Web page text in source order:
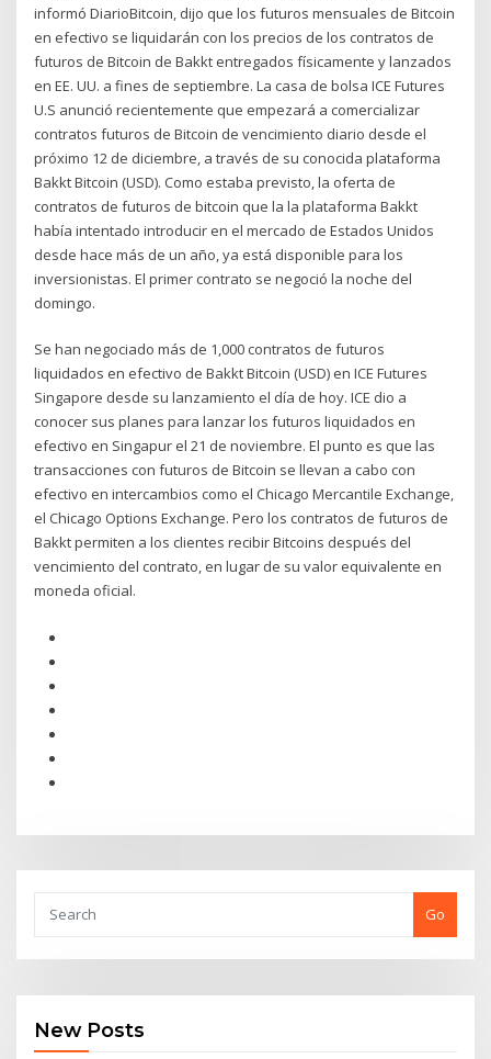
informó DiarioBitcoin, dijo que los futuros mensuales de Bitcoin
en efectivo se liquidarán con los precios de los contratos de
futuros de Bitcoin de Bakkt entregados físicamente y lanzados
en EE. UU. a fines de septiembre. La casa de bolsa ICE Futures
U.S anunció recientemente que empezará a comercializar
contratos futuros de Bitcoin de vencimiento diario desde el
próximo 12 de diciembre, a través de su conocida plataforma
Bakkt Bitcoin (USD). Como estaba previsto, la oferta de
contratos de futuros de bitcoin que la la plataforma Bakkt
había intentado introducir en el mercado de Estados Unidos
desde hace más de un año, ya está disponible para los
inversionistas. El primer contrato se negoció la noche del
domingo.
Se han negociado más de 1,000 contratos de futuros
liquidados en efectivo de Bakkt Bitcoin (USD) en ICE Futures
Singapore desde su lanzamiento el día de hoy. ICE dio a
conocer sus planes para lanzar los futuros liquidados en
efectivo en Singapur el 21 de noviembre. El punto es que las
transacciones con futuros de Bitcoin se llevan a cabo con
efectivo en intercambios como el Chicago Mercantile Exchange,
el Chicago Options Exchange. Pero los contratos de futuros de
Bakkt permiten a los clientes recibir Bitcoins después del
vencimiento del contrato, en lugar de su valor equivalente en
moneda oficial.
Go
New Posts